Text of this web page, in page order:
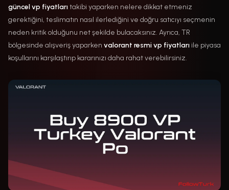
güncel vp fiyatlarıtakibi yaparken nelere dikkat etmeniz
gerektiğini, teslimatın nasıl ilerlediğini ve doğru satıcıyı seçmenin
neden kritik olduğunu net şekilde bulacaksınız. Ayrıca, TR
bölgesinde alışveriş yaparken valorant resmi vp fiyatları ile piyasa
koşullarını karşılaştırıp kararınızı daha rahat verebilirsiniz.